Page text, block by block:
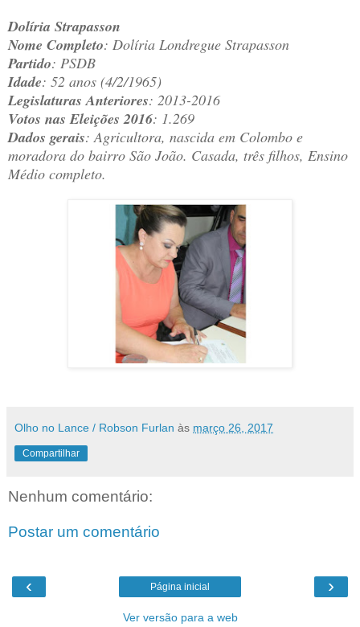
Dolíria Strapasson
Nome Completo: Dolíria Londregue Strapasson
Partido: PSDB
Idade: 52 anos (4/2/1965)
Legislaturas Anteriores: 2013-2016
Votos nas Eleições 2016: 1.269
Dados gerais: Agricultora, nascida em Colombo e
moradora do bairro São João. Casada, três filhos, Ensino
Médio completo.
Olho no Lance / Robson Furlan às março 26, 2017
Compartilhar
Nenhum comentário:
Postar um comentário
‹ ›
Página inicial
Ver versão para a web